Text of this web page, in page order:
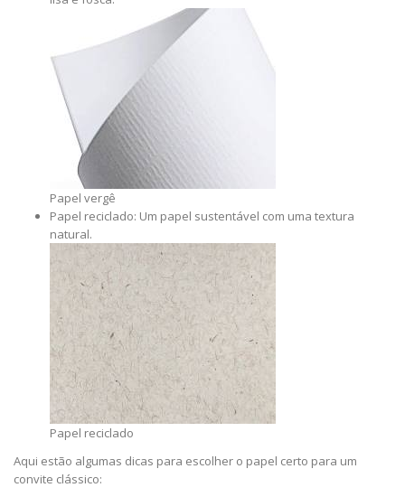
Papel vergê
Papel reciclado: Um papel sustentável com uma textura
natural.
Papel reciclado
Aqui estão algumas dicas para escolher o papel certo para um
convite clássico: